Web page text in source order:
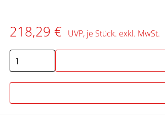
218,29 € UVP, je Stück. exkl. MwSt.